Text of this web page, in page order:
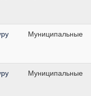
Муниципальные
Муниципальные